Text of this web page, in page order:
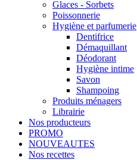
Glaces - Sorbets
Poissonnerie
Hygiène et parfumerie
Dentifrice
Démaquillant
Déodorant
Hygiène intime
Savon
Shampoing
Produits ménagers
Librairie
Nos producteurs
PROMO
NOUVEAUTES
Nos recettes